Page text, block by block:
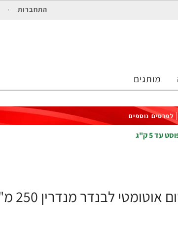
התחברות
מותגים
לפרטים נוספים
לבנדר מנדרין 250 מ"ל